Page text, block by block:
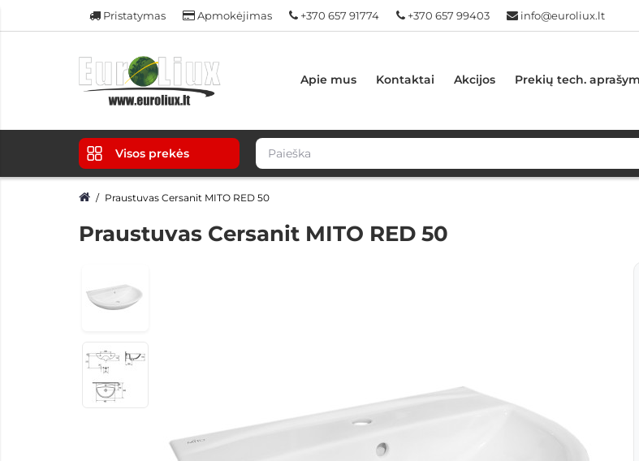
Pristatymas Apmokėjimas +370 657 91774 +370 657 99403 info@euroliux.lt
Apie mus Kontaktai Akcijos Prekių tech.
Visos prekės
Praustuvas Cersanit MITO RED 50
Praustuvas Cersanit MITO RED 50